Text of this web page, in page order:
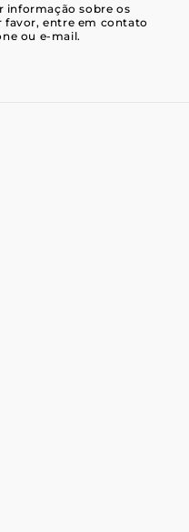
informação sobre os
favor, entre em contato
ou e-mail.